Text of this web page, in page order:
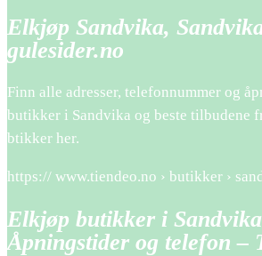
Elkjøp Sandvika,
gulesider.no
Finn alle adresser, telefonnummer og
butikker i Sandvika og beste tilbudene
btikker her.
https:// www.tiendeo.no › butikker ›
Elkjøp butikker i
Åpningstider og telefon –